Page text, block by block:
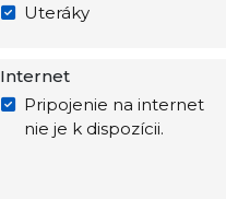
Uteráky
Internet
Pripojenie na internet
nie je k dispozícii.